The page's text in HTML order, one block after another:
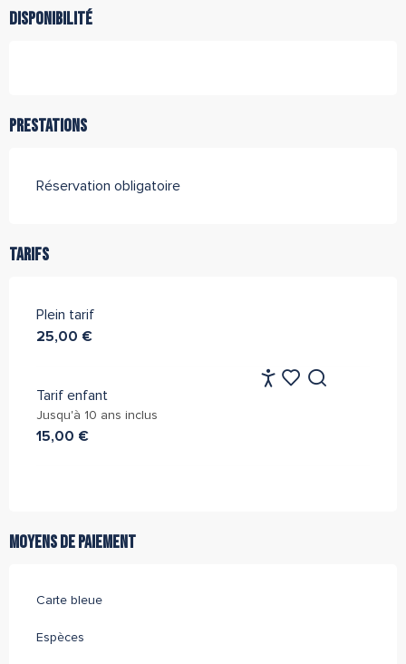
Disponibilité
Prestations
Réservation obligatoire
Tarifs
Plein tarif
25,00 €
Tarif enfant
Jusqu'à 10 ans inclus
15,00 €
Moyens de paiement
Carte bleue
Espèces